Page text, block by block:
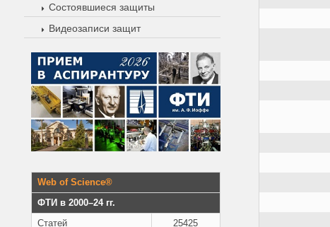
Состоявшиеся защиты
Видеозаписи защит
Web of Science®
ФТИ в 2000–24 гг.
Статей
25425